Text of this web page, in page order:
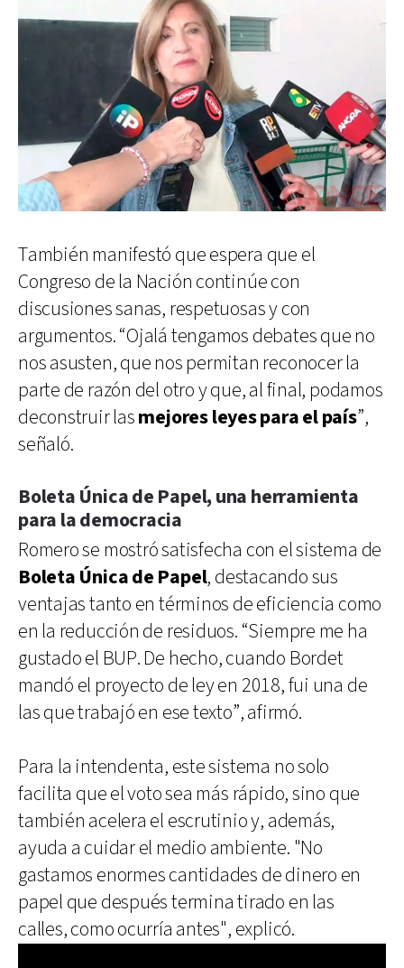
También manifestó que espera que el
Congreso de la Nación continúe con
discusiones sanas, respetuosas y con
argumentos. “Ojalá tengamos debates que no
nos asusten, que nos permitan reconocer la
parte de razón del otro y que, al final, podamos
deconstruir lasmejores leyes para el país”,
señaló.
Boleta Única de Papel, una herramienta
para la democracia
Romero se mostró satisfecha con el sistema de
Boleta Única de Papel, destacando sus
ventajas tanto en términos de eficiencia como
en la reducción de residuos. “Siempre me ha
gustado el BUP. De hecho, cuando Bordet
mandó el proyecto de ley en 2018, fui una de
las que trabajó en ese texto”, afirmó.
Para la intendenta, este sistema no solo
facilita que el voto sea más rápido, sino que
también acelera el escrutinio y, además,
ayuda a cuidar el medio ambiente. "No
gastamos enormes cantidades de dinero en
papel que después termina tirado en las
calles, como ocurría antes", explicó.